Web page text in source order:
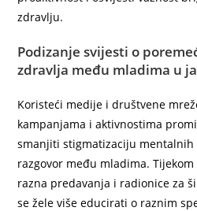
zdravlju.
Podizanje svijesti o
zdravlja među mladima u
Koristeći medije i društvene
kampanjama i aktivnostima
smanjiti stigmatizaciju
razgovor među mladima.
razna predavanja i radionice za
se žele više educirati o raznim